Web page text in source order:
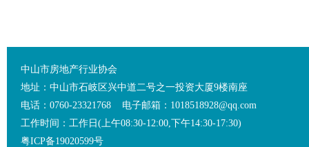
中山市房地产行业协会
地址：中山市石岐区兴中道二号之一投资大厦9楼南座
电话：0760-23321768 电子邮箱：1018518928@qq.com
工作时间：工作日(上午08:30-12:00,下午14:30-17:30)
粤ICP备19020599号